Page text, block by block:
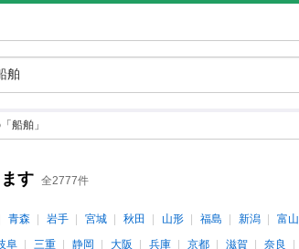
船舶」
す 全2777件
青森 岩手 宮城 秋田 山形 福島 新潟 富山
阜 三重 静岡 大阪 兵庫 京都 滋賀 奈良